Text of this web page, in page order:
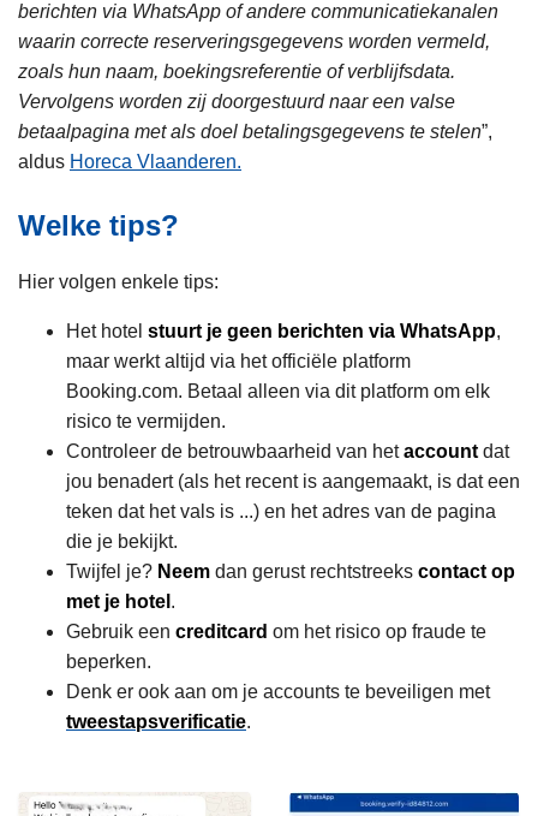
berichten via WhatsApp of andere communicatiekanalen
waarin correcte reserveringsgegevens worden vermeld,
zoals hun naam, boekingsreferentie of verblijfsdata.
Vervolgens worden zij doorgestuurd naar een valse
betaalpagina met als doel betalingsgegevens te stelen”,
aldus Horeca Vlaanderen.
Welke tips?
Hier volgen enkele tips:
Het hotel stuurt je geen berichten via WhatsApp,
maar werkt altijd via het officiële platform
Booking.com. Betaal alleen via dit platform om elk
risico te vermijden.
Controleer de betrouwbaarheid van hetaccount dat
jou benadert (als het recent is aangemaakt, is dat een
teken dat het vals is ...) en het adres van de pagina
die je bekijkt.
Twijfel je? Neem dan gerust rechtstreeks contact op
met je hotel .
Gebruik een creditcard om het risico op fraude te
beperken.
Denk er ook aan om je accounts te beveiligen met
tweestapsverificatie.